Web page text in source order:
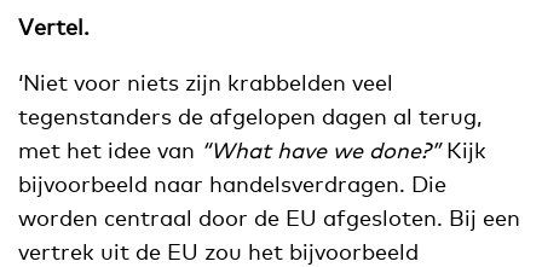
Vertel.
‘Niet voor niets zijn krabbelden veel
tegenstanders de afgelopen dagen al terug,
met het idee van “What have we done?”Kijk
bijvoorbeeld naar handelsverdragen. Die
worden centraal door de EU afgesloten. Bij een
vertrek uit de EU zou het bijvoorbeeld